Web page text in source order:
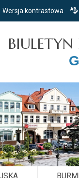
Wersja kontrastowa
BIULETYN